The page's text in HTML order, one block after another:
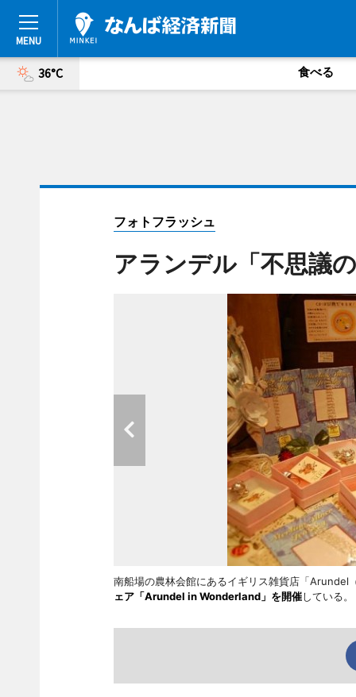
36°C 食べる
フォトフラッシュ
アランデル「不思議
南船場の農林会館にあるイギリス雑貨店「Arundel
ェア「Arundel in Wonderland」を開催している。